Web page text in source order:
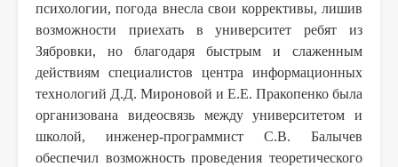
психологии, погода внесла свои коррективы, лишив
возможности приехать в университет ребят из
Зябровки, но благодаря быстрым и слаженным
действиям специалистов центра информационных
технологий Д.Д. Мироновой и Е.Е. Пракопенко была
организована видеосвязь между университетом и
школой, инженер-программист С.В. Балычев
обеспечил возможность проведения теоретического